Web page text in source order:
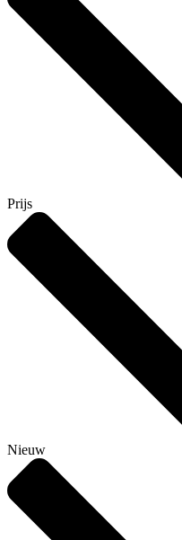
Prijs
Nieuw